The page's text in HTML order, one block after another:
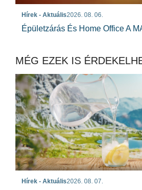
Hírek - Aktuális2026. 08. 06.
Épületzárás És Home Office A
MÉG EZEK IS
Hírek - Aktuális2026. 08. 07.